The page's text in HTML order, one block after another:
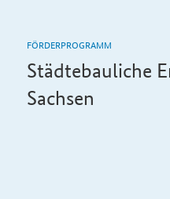
FÖRDERPROGRAMM
Städtebauliche
Sachsen